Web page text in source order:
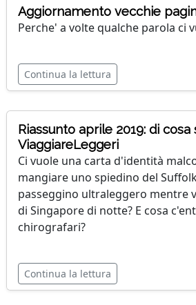
Aggiornamento vecchie
Perche' a volte qualche parola ci
Continua la lettura
Riassunto aprile 2019: di
ViaggiareLeggeri
Ci vuole una carta d'identità
mangiare uno spiedino del
passeggino ultraleggero mentre
di Singapore di notte? E cosa
chirografari?
Continua la lettura